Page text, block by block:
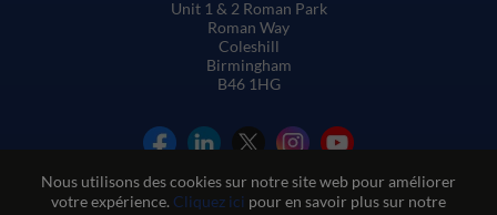
Nous utilisons des cookies sur notre site web pour améliorer
votre expérience. Cliquez ici pour en savoir plus sur notre
Unit 1 & 2 Roman Park
Roman Way
Coleshill
Birmingham
B46 1HG